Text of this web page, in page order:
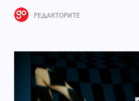
РЕДАКТОРИТЕ